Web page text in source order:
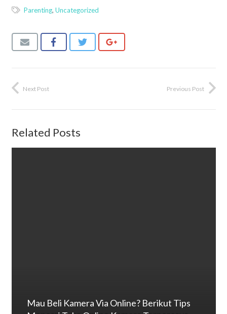
Parenting, Uncategorized
Previous Post
Next Post
Related Posts
Mau Beli Kamera Via Online? Berikut Tips